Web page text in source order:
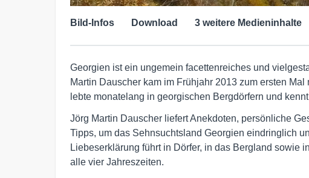
Bild-Infos Download 3 weitere Medieninhalte
Georgien ist ein ungemein facettenreiches und
Martin Dauscher kam im Frühjahr 2013 zum ersten
lebte monatelang in georgischen Bergdörfern und
Jörg Martin Dauscher liefert Anekdoten, persönliche
Tipps, um das Sehnsuchtsland Georgien eindringlich
Liebeserklärung führt in Dörfer, in das Bergland sowie
alle vier Jahreszeiten.